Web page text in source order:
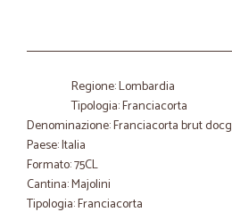
Regione: Lombardia
Tipologia: Franciacorta
Denominazione: Franciacorta brut docg
Paese: Italia
Formato: 75CL
Cantina: Majolini
Tipologia: Franciacorta